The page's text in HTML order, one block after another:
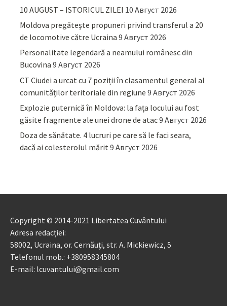
10 AUGUST – ISTORICUL ZILEI 10 Август 2026
Moldova pregătește propuneri privind transferul a 20
de locomotive către Ucraina 9 Август 2026
Personalitate legendară a neamului românesc din
Bucovina 9 Август 2026
CT Ciudei a urcat cu 7 poziții în clasamentul general al
comunităților teritoriale din regiune 9 Август 2026
Explozie puternică în Moldova: la fața locului au fost
găsite fragmente ale unei drone de atac9 Август 2026
Doza de sănătate. 4 lucruri pe care să le faci seara,
dacă ai colesterolul mărit9 Август 2026
Copyright © 2014-2021 Libertatea Cuvântului
Adresa redacției:
58002, Ucraina, or. Cernăuți, str. A. Mickiewicz, 5
Telefonul mob.: +380958345804
E-mail: lcuvantului@gmail.com